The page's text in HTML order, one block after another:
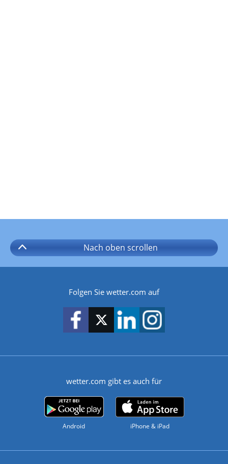
Nach oben scrollen
Folgen Sie wetter.com auf
wetter.com gibt es auch für
Android iPhone & iPad